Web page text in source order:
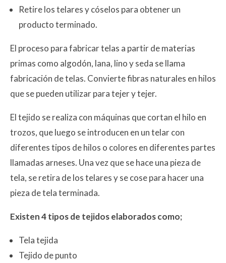
Retire los telares y cóselos para obtener un
producto terminado.
El proceso para fabricar telas a partir de materias
primas como algodón, lana, lino y seda se llama
fabricación de telas. Convierte fibras naturales en hilos
que se pueden utilizar para tejer y tejer.
El tejido se realiza con máquinas que cortan el hilo en
trozos, que luego se introducen en un telar con
diferentes tipos de hilos o colores en diferentes partes
llamadas arneses. Una vez que se hace una pieza de
tela, se retira de los telares y se cose para hacer una
pieza de tela terminada.
Existen 4 tipos de tejidos elaborados como;
Tela tejida
Tejido de punto